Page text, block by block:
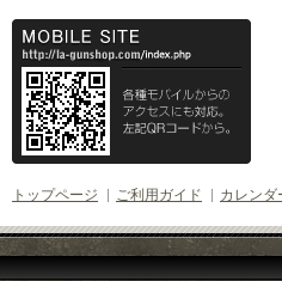
トップページ ご利用ガイド カレンダ